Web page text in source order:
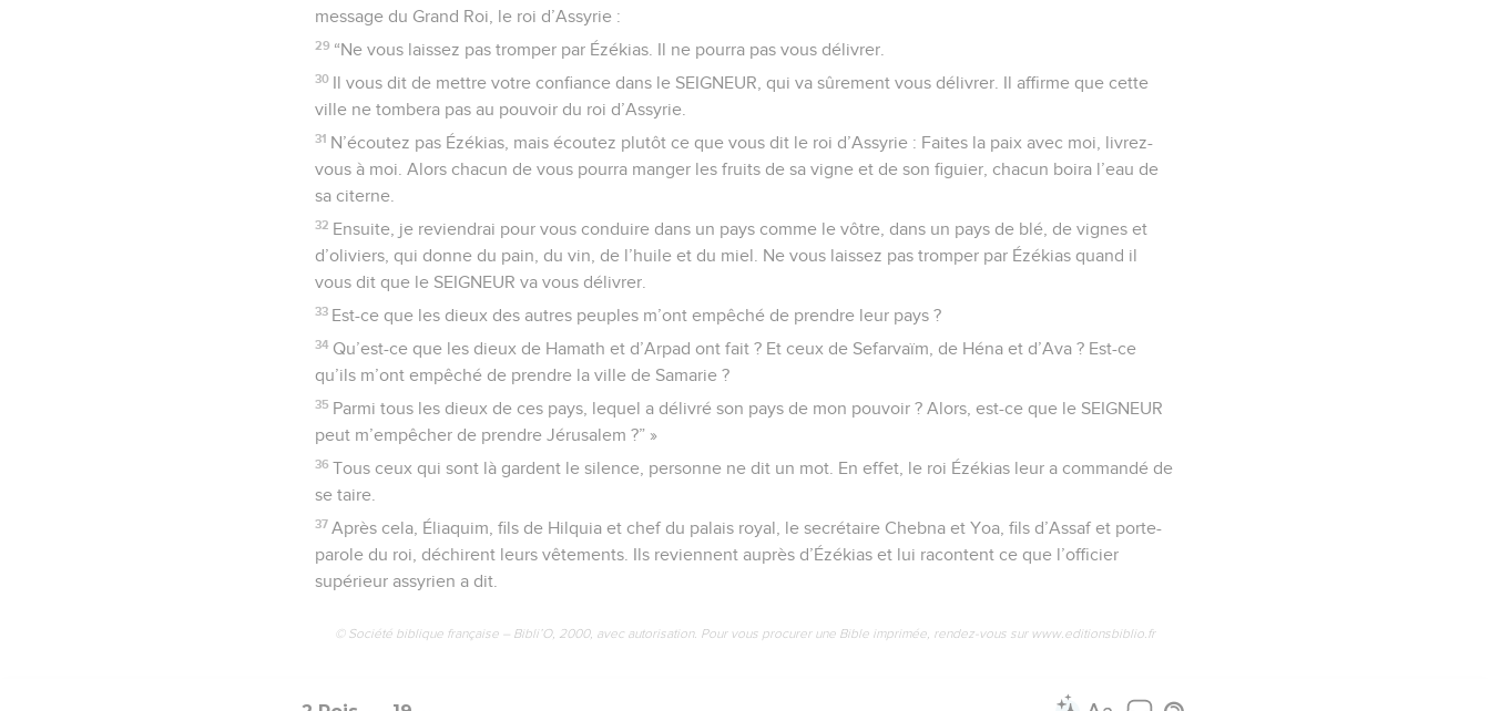
message du Grand Roi, le roi d’Assyrie :
29 “Ne vous laissez pas tromper par Ézékias. Il ne pourra pas vous délivrer.
30 Il vous dit de mettre votre confiance dans le SEIGNEUR, qui va sûrement vous délivrer. Il affirme que cette
ville ne tombera pas au pouvoir du roi d’Assyrie.
31 N’écoutez pas Ézékias, mais écoutez plutôt ce que vous dit le roi d’Assyrie : Faites la paix avec moi, livrez-
vous à moi. Alors chacun de vous pourra manger les fruits de sa vigne et de son figuier, chacun boira l’eau de
sa citerne.
32 Ensuite, je reviendrai pour vous conduire dans un pays comme le vôtre, dans un pays de blé, de vignes et
d’oliviers, qui donne du pain, du vin, de l’huile et du miel. Ne vous laissez pas tromper par Ézékias quand il
vous dit que le SEIGNEUR va vous délivrer.
33 Est-ce que les dieux des autres peuples m’ont empêché de prendre leur pays ?
34 Qu’est-ce que les dieux de Hamath et d’Arpad ont fait ? Et ceux de Sefarvaïm, de Héna et d’Ava ? Est-ce
qu’ils m’ont empêché de prendre la ville de Samarie ?
35 Parmi tous les dieux de ces pays, lequel a délivré son pays de mon pouvoir ? Alors, est-ce que le SEIGNEUR
peut m’empêcher de prendre Jérusalem ?” »
36 Tous ceux qui sont là gardent le silence, personne ne dit un mot. En effet, le roi Ézékias leur a commandé de
se taire.
37 Après cela, Éliaquim, fils de Hilquia et chef du palais royal, le secrétaire Chebna et Yoa, fils d’Assaf et porte-
parole du roi, déchirent leurs vêtements. Ils reviennent auprès d’Ézékias et lui racontent ce que l’officier
supérieur assyrien a dit.
© Société biblique française – Bibli’O, 2000, avec autorisation. Pour vous procurer une Bible imprimée, rendez-vous sur www.editionsbiblio.fr